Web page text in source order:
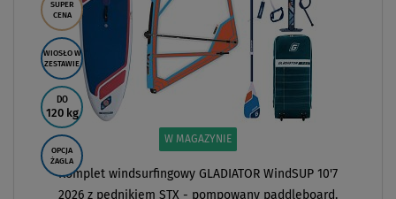
SUPER
CENA
WIOSŁO W
ZESTAWIE
DO
120 kg
OPCJA
ŻAGLA
W MAGAZYNIE
Komplet windsurfingowy GLADIATOR WindSUP 10'7
2026 z pędnikiem STX - pompowany paddleboard,